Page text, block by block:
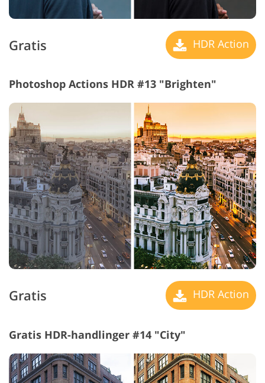
Gratis HDR Action
Photoshop Actions HDR #13 "Brighten"
Gratis HDR Action
Gratis HDR-handlinger #14 "City"